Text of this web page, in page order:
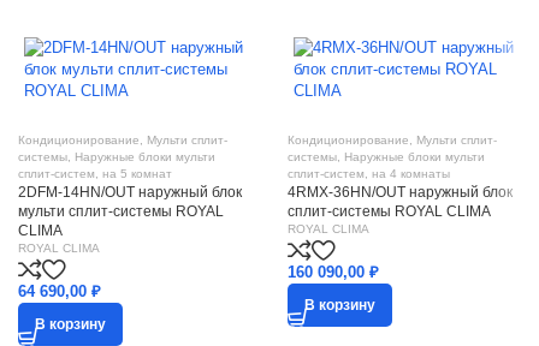
Кондиционирование
Мульти сплит-
системы
Наружные блоки мульти
сплит-систем
на 5 комнат
2DFM-14HN/OUT наружный блок
мульти сплит-системы ROYAL
CLIMA
ROYAL CLIMA
64 690,00 ₽
В корзину
Кондиционирование
Мульти сплит-
системы
Наружные блоки мульти
сплит-систем
на 4 комнаты
4RMX-36HN/OUT наружный блок
сплит-системы ROYAL CLIMA
ROYAL CLIMA
160 090,00 ₽
В корзину